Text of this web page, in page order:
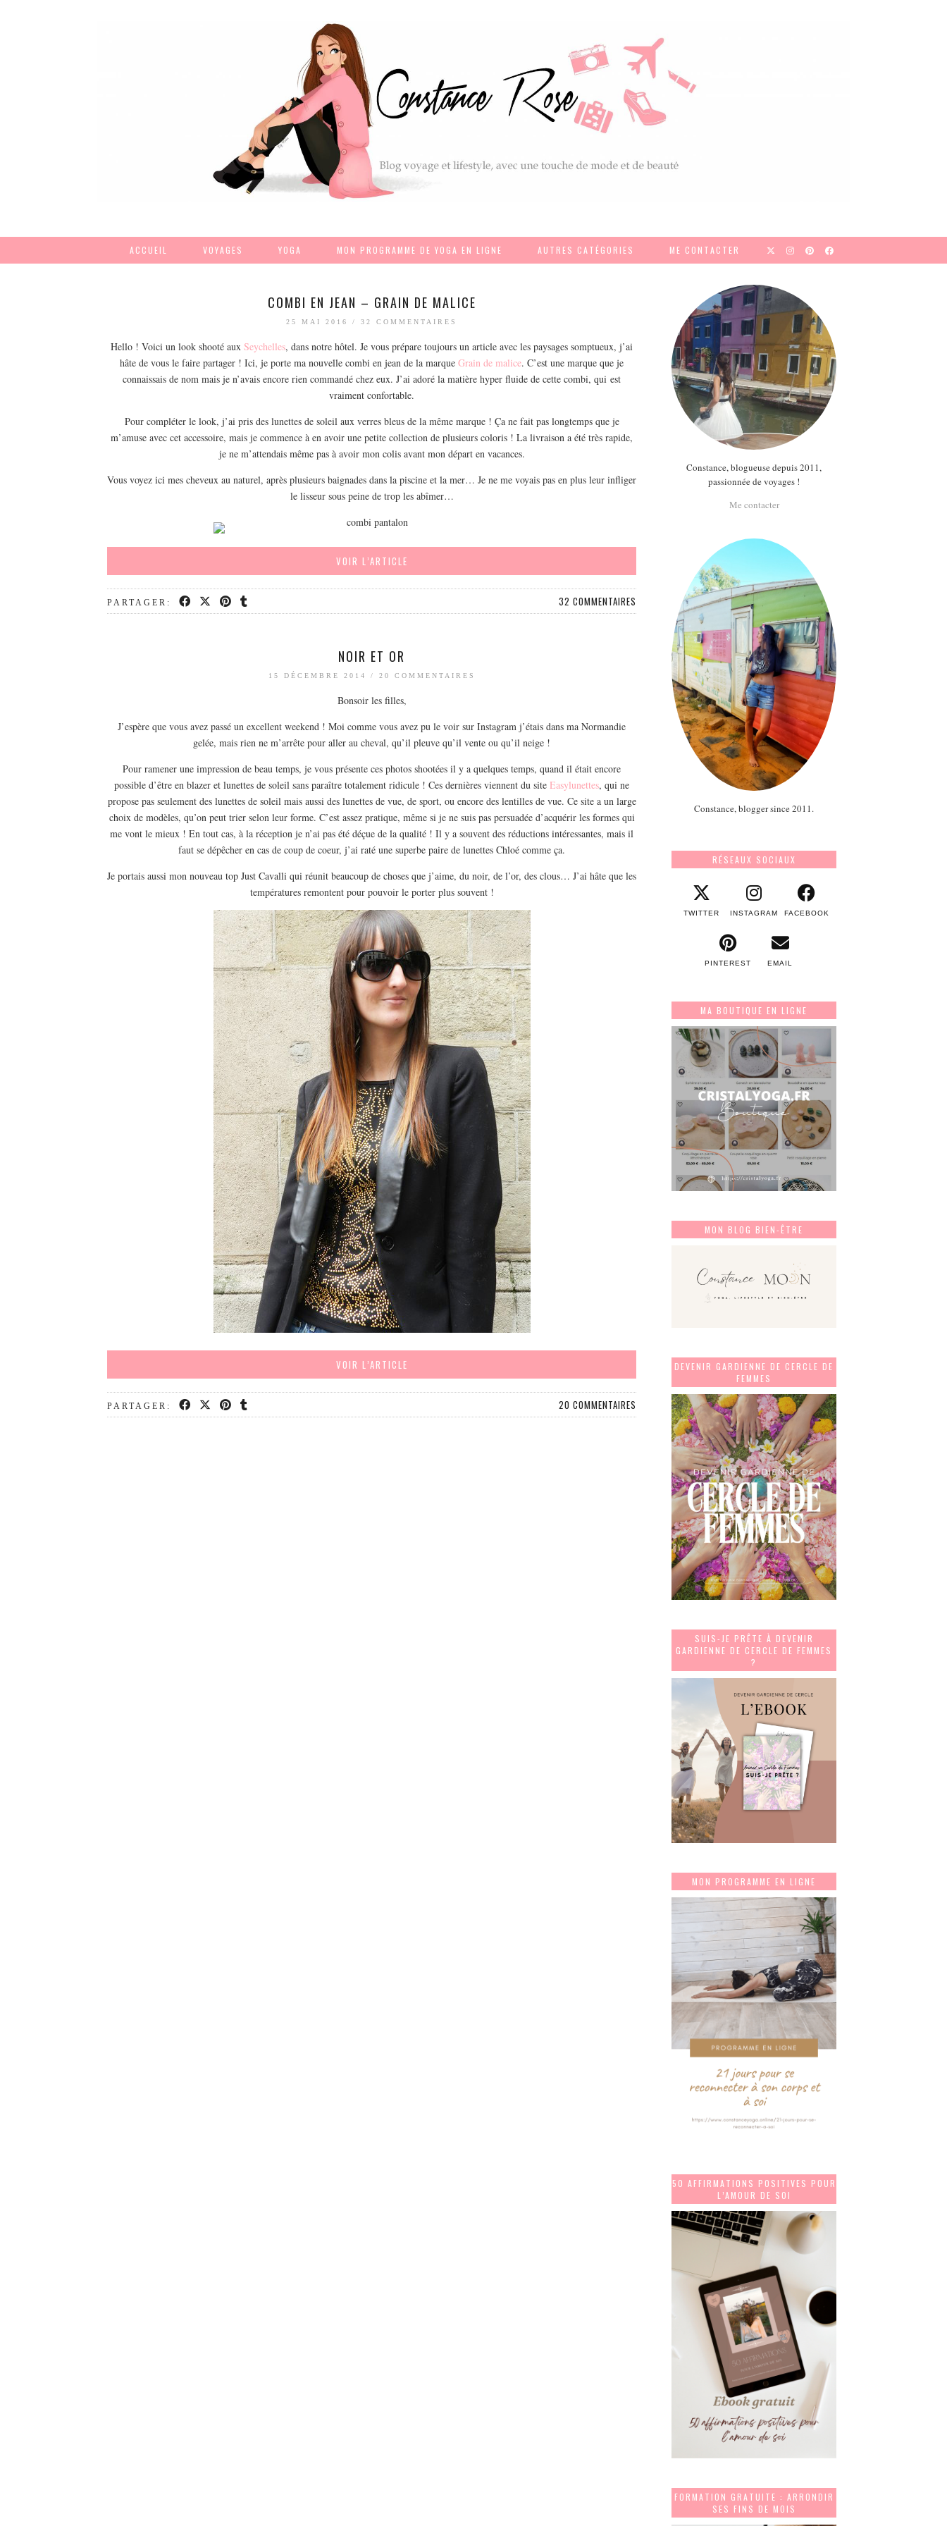
ACCUEIL VOYAGES YOGA MON PROGRAMME DE YOGA EN LIGNE AUTRES CATÉGORIES ME CONTACTER
COMBI EN JEAN – GRAIN DE MALICE
25 MAI 2016 /32 COMMENTAIRES
Hello ! Voici un look shooté auxSeychelles, dans notre hôtel. Je vous prépare toujours un article avec les paysages somptueux, j’ai
hâte de vous le faire partager ! Ici, je porte ma nouvelle combi en jean de la marqueGrain de malice. C’est une marque que je
connaissais de nom mais je n’avais encore rien commandé chez eux. J’ai adoré la matière hyper fluide de cette combi, qui est
vraiment confortable.
Pour compléter le look, j’ai pris des lunettes de soleil aux verres bleus de la même marque ! Ça ne fait pas longtemps que je
m’amuse avec cet accessoire, mais je commence à en avoir une petite collection de plusieurs coloris ! La livraison a été très rapide,
je ne m’attendais même pas à avoir mon colis avant mon départ en vacances.
Vous voyez ici mes cheveux au naturel, après plusieurs baignades dans la piscine et la mer… Je ne me voyais pas en plus leur infliger
le lisseur sous peine de trop les abîmer…
VOIR L’ARTICLE
PARTAGER: 32 COMMENTAIRES
NOIR ET OR
15 DÉCEMBRE 2014 / 20 COMMENTAIRES
Bonsoir les filles,
J’espère que vous avez passé un excellent weekend ! Moi comme vous avez pu le voir sur Instagram j’étais dans ma Normandie
gelée, mais rien ne m’arrête pour aller au cheval, qu’il pleuve qu’il vente ou qu’il neige !
Pour ramener une impression de beau temps, je vous présente ces photos shootées il y a quelques temps, quand il était encore
possible d’être en blazer et lunettes de soleil sans paraître totalement ridicule ! Ces dernières viennent du siteEasylunettes, qui ne
propose pas seulement des lunettes de soleil mais aussi des lunettes de vue, de sport, ou encore des lentilles de vue. Ce site a un large
choix de modèles, qu’on peut trier selon leur forme. C’est assez pratique, même si je ne suis pas persuadée d’acquérir les formes qui
me vont le mieux ! En tout cas, à la réception je n’ai pas été déçue de la qualité ! Il y a souvent des réductions intéressantes, mais il
faut se dépêcher en cas de coup de coeur, j’ai raté une superbe paire de lunettes Chloé comme ça.
Je portais aussi mon nouveau top Just Cavalli qui réunit beaucoup de choses que j’aime, du noir, de l’or, des clous… J’ai hâte que les
températures remontent pour pouvoir le porter plus souvent !
VOIR L’ARTICLE
PARTAGER: 20 COMMENTAIRES
Constance, blogueuse depuis 2011,
passionnée de voyages !
Me contacter
Constance, blogger since 2011.
RÉSEAUX SOCIAUX
TWITTER INSTAGRAM FACEBOOK
PINTEREST EMAIL
MA BOUTIQUE EN LIGNE
MON BLOG BIEN-ÊTRE
DEVENIR GARDIENNE DE CERCLE DE
FEMMES
SUIS-JE PRÊTE À DEVENIR
GARDIENNE DE CERCLE DE FEMMES
?
MON PROGRAMME EN LIGNE
50 AFFIRMATIONS POSITIVES POUR
L’AMOUR DE SOI
FORMATION GRATUITE : ARRONDIR
SES FINS DE MOIS